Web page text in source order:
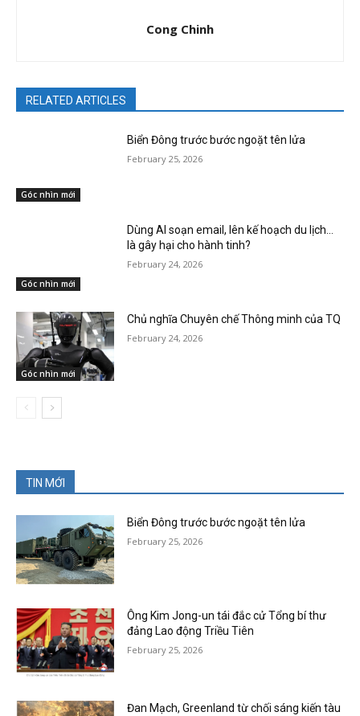
Cong Chinh
RELATED ARTICLES
Góc nhìn mới
Biển Đông trước bước ngoặt tên lửa
February 25, 2026
Góc nhìn mới
Dùng AI soạn email, lên kế hoạch du lịch…
là gây hại cho hành tinh?
February 24, 2026
Góc nhìn mới
Chủ nghĩa Chuyên chế Thông minh của TQ
February 24, 2026
TIN MỚI
Biển Đông trước bước ngoặt tên lửa
February 25, 2026
Ông Kim Jong-un tái đắc cử Tổng bí thư
đảng Lao động Triều Tiên
February 25, 2026
Đan Mạch, Greenland từ chối sáng kiến tàu